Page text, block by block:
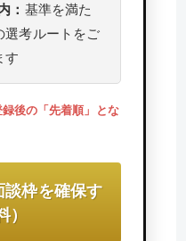
： 基準を満た
選考ルートをご
す
後の「先着順」とな
談枠を確保す
）